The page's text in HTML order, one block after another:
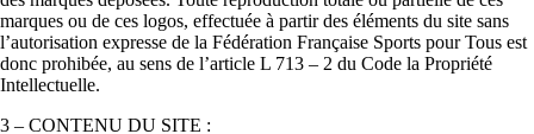
marques ou de ces logos, effectuée à partir des éléments du site sans
l’autorisation expresse de la Fédération Française Sports pour Tous est
donc prohibée, au sens de l’article L 713 – 2 du Code la Propriété
Intellectuelle.
3 – CONTENU DU SITE :